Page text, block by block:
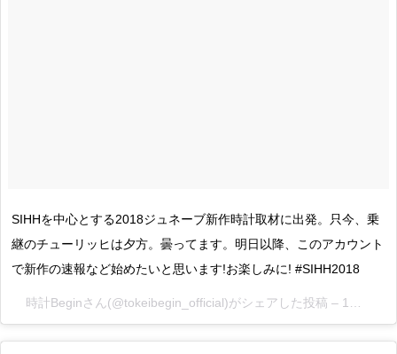
SIHHを中心とする2018ジュネーブ新作時計取材に出発。只今、乗
継のチューリッヒは夕方。曇ってます。明日以降、このアカウント
で新作の速報など始めたいと思います!お楽しみに! #SIHH2018
時計Beginさん(@tokeibegin_official)がシェアした投稿 – 1月 14, 2018 at 7:41午前 PST